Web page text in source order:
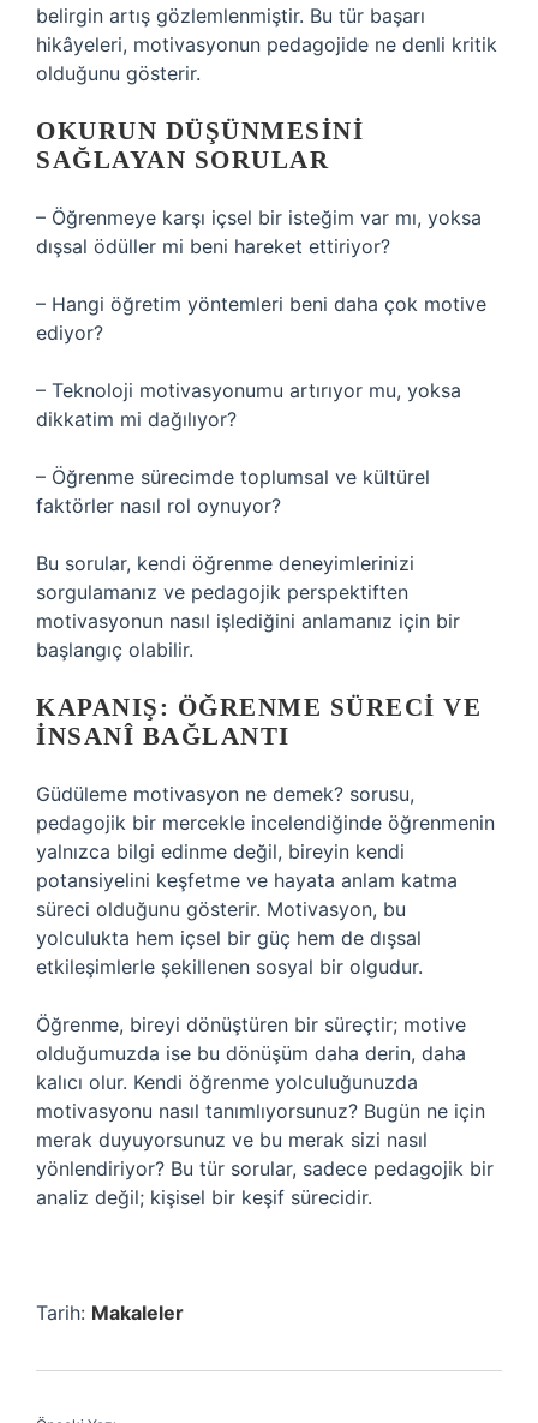
belirgin artış gözlemlenmiştir. Bu tür başarı
hikâyeleri, motivasyonun pedagojide ne denli kritik
olduğunu gösterir.
OKURUN DÜŞÜNMESINI
SAĞLAYAN SORULAR
– Öğrenmeye karşı içsel bir isteğim var mı, yoksa
dışsal ödüller mi beni hareket ettiriyor?
– Hangi öğretim yöntemleri beni daha çok motive
ediyor?
– Teknoloji motivasyonumu artırıyor mu, yoksa
dikkatim mi dağılıyor?
– Öğrenme sürecimde toplumsal ve kültürel
faktörler nasıl rol oynuyor?
Bu sorular, kendi öğrenme deneyimlerinizi
sorgulamanız ve pedagojik perspektiften
motivasyonun nasıl işlediğini anlamanız için bir
başlangıç olabilir.
KAPANIŞ: ÖĞRENME SÜRECI VE
İNSANÎ BAĞLANTI
Güdüleme motivasyon ne demek? sorusu,
pedagojik bir mercekle incelendiğinde öğrenmenin
yalnızca bilgi edinme değil, bireyin kendi
potansiyelini keşfetme ve hayata anlam katma
süreci olduğunu gösterir. Motivasyon, bu
yolculukta hem içsel bir güç hem de dışsal
etkileşimlerle şekillenen sosyal bir olgudur.
Öğrenme, bireyi dönüştüren bir süreçtir; motive
olduğumuzda ise bu dönüşüm daha derin, daha
kalıcı olur. Kendi öğrenme yolculuğunuzda
motivasyonu nasıl tanımlıyorsunuz? Bugün ne için
merak duyuyorsunuz ve bu merak sizi nasıl
yönlendiriyor? Bu tür sorular, sadece pedagojik bir
analiz değil; kişisel bir keşif sürecidir.
Tarih: Makaleler